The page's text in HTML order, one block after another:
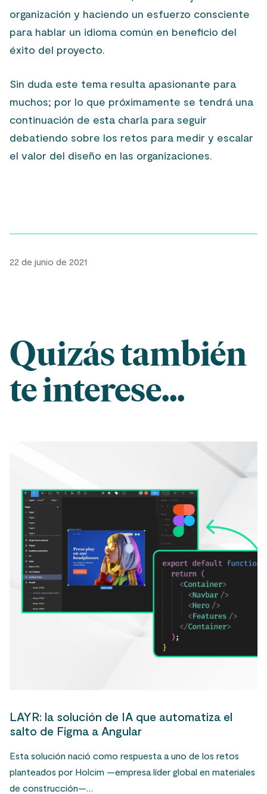
organización y haciendo un esfuerzo consciente
para hablar un idioma común en beneficio del
éxito del proyecto.
Sin duda este tema resulta apasionante para
muchos; por lo que próximamente se tendrá una
continuación de esta charla para seguir
debatiendo sobre los retos para medir y escalar
el valor del diseño en las organizaciones.
22 de junio de 2021
Quizás también
te interese...
LAYR: la solución de IA que automatiza el
salto de Figma a Angular
Esta solución nació como respuesta a uno de los retos
planteados por Holcim —empresa líder global en materiales
de construcción—…